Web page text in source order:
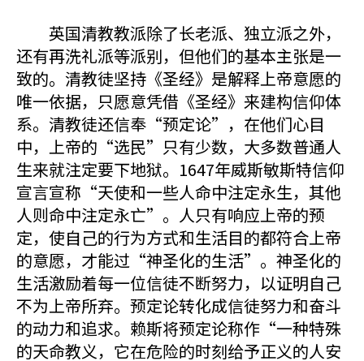
英国清教教派除了长老派、独立派之外，
还有再洗礼派等派别，但他们的基本主张是一
致的。清教徒坚持《圣经》是解释上帝意愿的
唯一依据，只愿意凭借《圣经》来建构信仰体
系。清教徒还信奉“预定论”，在他们心目
中，上帝的“选民”只有少数，大多数普通人
生来就注定要下地狱。1647年威斯敏斯特信仰
宣言宣称“天使和一些人命中注定永生，其他
人则命中注定永亡”。人只有响应上帝的预
定，使自己的行为方式和生活目的都符合上帝
的意愿，才能过“神圣化的生活”。神圣化的
生活激励着每一位信徒不断努力，以证明自己
不为上帝所弃。预定论转化成信徒努力和奋斗
的动力和追求。赖斯将预定论称作“一种特殊
的天命教义，它在危险的时刻给予正义的人安